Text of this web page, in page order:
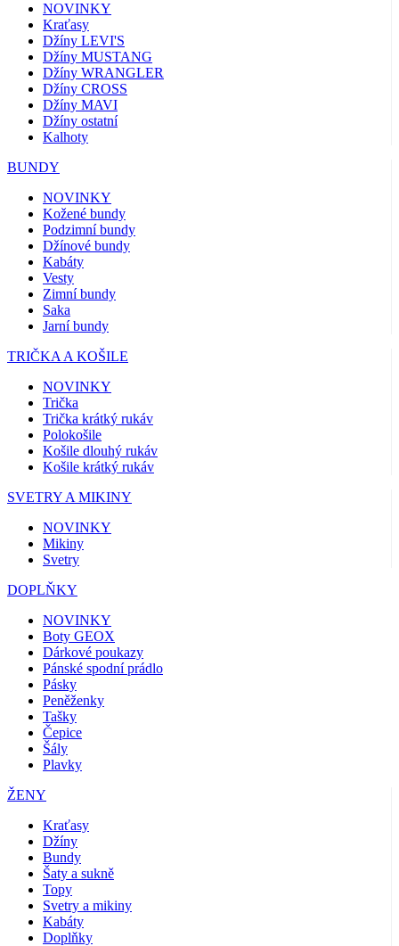
NOVINKY
Kraťasy
Džíny LEVI'S
Džíny MUSTANG
Džíny WRANGLER
Džíny CROSS
Džíny MAVI
Džíny ostatní
Kalhoty
BUNDY
NOVINKY
Kožené bundy
Podzimní bundy
Džínové bundy
Kabáty
Vesty
Zimní bundy
Saka
Jarní bundy
TRIČKA A KOŠILE
NOVINKY
Trička
Trička krátký rukáv
Polokošile
Košile dlouhý rukáv
Košile krátký rukáv
SVETRY A MIKINY
NOVINKY
Mikiny
Svetry
DOPLŇKY
NOVINKY
Boty GEOX
Dárkové poukazy
Pánské spodní prádlo
Pásky
Peněženky
Tašky
Čepice
Šály
Plavky
ŽENY
Kraťasy
Džíny
Bundy
Šaty a sukně
Topy
Svetry a mikiny
Kabáty
Doplňky